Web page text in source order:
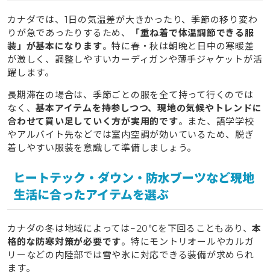
カナダでは、1日の気温差が大きかったり、季節の移り変わ
りが急であったりするため、
「重ね着で体温調節できる服
装」が基本になります。特に春・秋は朝晩と日中の寒暖差
が激しく、調整しやすいカーディガンや薄手ジャケットが活
躍します。
長期滞在の場合は、季節ごとの服を全て持って行くのでは
なく、基本アイテムを持参しつつ、現地の気候やトレンドに
合わせて買い足していく方が実用的です。また、語学学校
やアルバイト先などでは室内空調が効いているため、脱ぎ
着しやすい服装を意識して準備しましょう。
ヒートテック・ダウン・防水ブーツなど現地
生活に合ったアイテムを選ぶ
カナダの冬は地域によっては−20℃を下回ることもあり、本
格的な防寒対策が必要です。特にモントリオールやカルガ
リーなどの内陸部では雪や氷に対応できる装備が求められ
ます。